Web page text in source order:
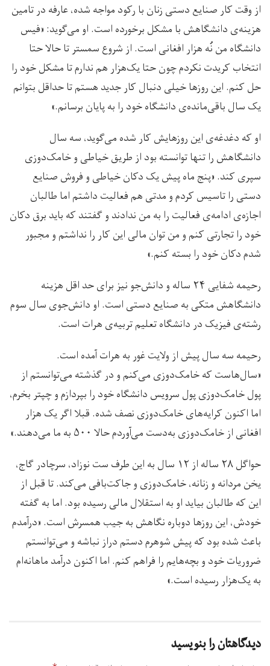
از وقت کار صنایع دستی زنان با رکود مواجه شده، عارفه در تامین
هزینه‌ی دانشگاهش با مشکل برخورده است. او می‌گوید: «فیس
دانشگاه من نُه هزار افغانی است. از شروع سمستر تا حالا حتا
انتخاب کریدت نکردم چون حتا یک‌هزار هم ندارم تا مشکل خود را
حل کنم. این روزها خیلی دنبال کار جدید هستم تا حداقل بتوانم
یک سال باقی‌مانده‌ی دانشگاه خود را به پایان برسانم.»
او که دغدغه‌ی این روزهایش کار شده می‌گوید، سه سال
دانشگاهش را تنها توانسته بود از طریق خیاطی و خامک‌دوزی
سپری کند. «پنج ماه پیش یک دکان خیاطی و فروش صنایع
دستی را تاسیس کردم و مدتی هم فعالیت داشتم اما طالبان
اجازه‌ی ادامه‌ی فعالیت را به من ندادند و گفتند که باید برق دکان
خود را تجارتی کنم و من توان مالی این کار را نداشتم و مجبور
شدم دکان خود را بسته کنم.»
رحیمه شفایی ۲۴ ساله و دانش‌جو نیز برای حد اقل هزینه
دانشگاهش متکی به صنایع دستی است. او دانش‌جوی سال سوم
رشته‌ی فیزیک در دانشگاه تعلیم تربیه‌ی هرات است.
رحیمه سه سال پیش از ولایت غور به هرات آمده است.
«سال‌هاست که خامک‌دوزی می‌کنم و در گذشته می‌توانستم از
پول خامک‌دوزی پول سرویس دانشگاه خود را بپردازم و چپتر‌ بخرم،
اما اکنون کرایه‌های خامک‌دوزی نصف شده. قبلا اگر یک هزار
افغانی از خامک‌دوزی به‌دست می‌آوردم حالا ۵۰۰ به ما می‌دهند.»
حواگل ۲۸ ساله‌ از ۱۲ سال به این طرف ست نوزاد، سرچادر گاج،
یخن مردانه و زنانه، خامک‌دوزی و جاکت‌بافی می‌کند. تا قبل از
این که طالبان بیاید او به استقلال مالی رسیده بود. اما به گفته
خودش، این روزها دوباره نگاهش به جیب همسرش است. «درآمدم
باعث شده بود که پیش شوهرم دستم دراز نباشه و می‌توانستم
ضروریات خود و بچه‌هایم را فراهم کنم. اما اکنون درآمد ماهانه‌ام
به یک‌هزار رسیده است.»
دیدگاهتان را بنویسید